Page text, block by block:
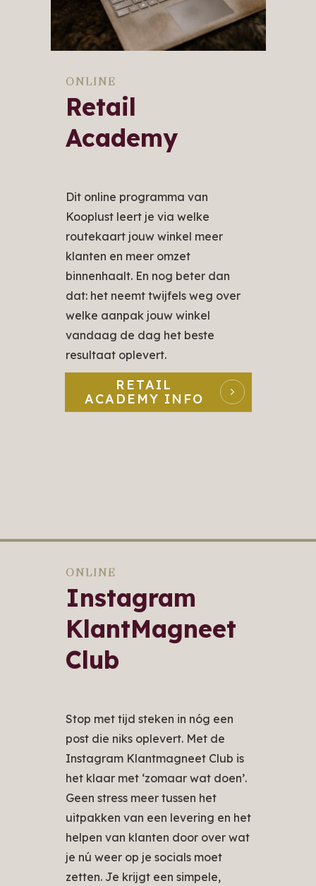
ONLINE
Retail
Academy
Dit online programma van
Kooplust leert je via welke
routekaart jouw winkel meer
klanten en meer omzet
binnenhaalt. En nog beter dan
dat: het neemt twijfels weg over
welke aanpak jouw winkel
vandaag de dag het beste
resultaat oplevert.
RETAIL
ACADEMY INFO
ONLINE
Instagram
KlantMagneet
Club
Stop met tijd steken in nóg een
post die niks oplevert. Met de
Instagram Klantmagneet Club is
het klaar met ‘zomaar wat doen’.
Geen stress meer tussen het
uitpakken van een levering en het
helpen van klanten door over wat
je nú weer op je socials moet
zetten. Je krijgt een simpele,